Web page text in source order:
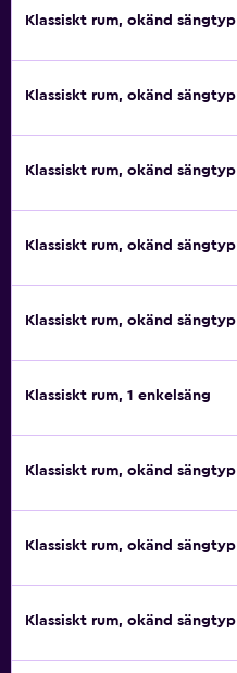
Klassiskt rum, okänd sängtyp
Klassiskt rum, okänd sängtyp
Klassiskt rum, okänd sängtyp
Klassiskt rum, okänd sängtyp
Klassiskt rum, okänd sängtyp
Klassiskt rum, 1 enkelsäng
Klassiskt rum, okänd sängtyp
Klassiskt rum, okänd sängtyp
Klassiskt rum, okänd sängtyp